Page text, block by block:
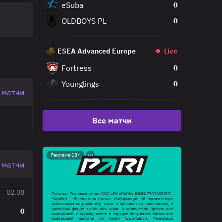
матчи
матчи
02.08
0
eSuba 0
OLDBOYS PL 0
ESEA Advanced Europe Live
Fortress 0
Younglings 0
Все матчи
Реклама 18+